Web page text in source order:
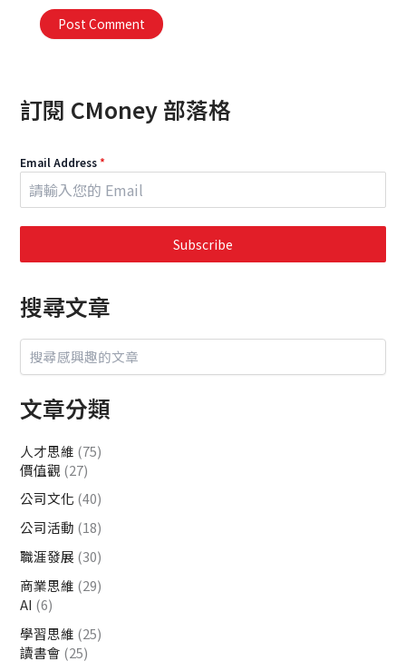
訂閱 CMoney 部落格
Email Address*
Subscribe
搜尋文章
文章分類
人才思維 (75)
價值觀 (27)
公司文化 (40)
公司活動 (18)
職涯發展 (30)
商業思維 (29)
AI (6)
學習思維 (25)
讀書會 (25)